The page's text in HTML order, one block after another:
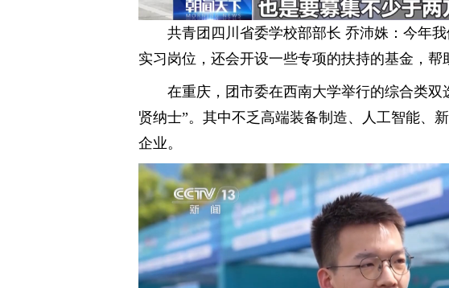
共青团四川省委学校部部长 乔沛姝：今年
实习岗位，还会开设一些专项的扶持的基金，帮
在重庆，团市委在西南大学举行的综合类
贤纳士”。其中不乏高端装备制造、人工智能、
企业。